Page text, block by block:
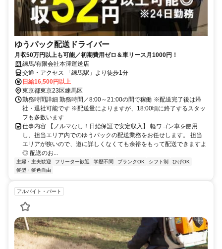
ゆうパック配送ドライバー
月収50万円以上も可能／初期費用ゼロ＆車リース月1000円！
練馬/有限会社本澤運送店
交通・アクセス 「練馬駅」より徒歩1分
日給16,500円以上
東京都東京23区練馬区
勤務時間詳細 勤務時間／8:00～21:00の間で稼働 ※配送完了後は帰
社・退社可能です ※配送量によりますが、18:00頃に終了するスタッ
フも多数います
仕事内容 【ノルマなし！日給保証で安定収入】 軽ワゴン車を使用
し、担当エリア内でのゆうパックの配送業務をお任せします。 担当
エリアが狭いので、道に詳しくなくても余裕をもって配送できますよ
◎ 配送のお...
主婦・主夫歓迎 フリーター歓迎 学歴不問 ブランクOK シフト制
ひげOK
髪型・髪色自由
アルバイト・パート